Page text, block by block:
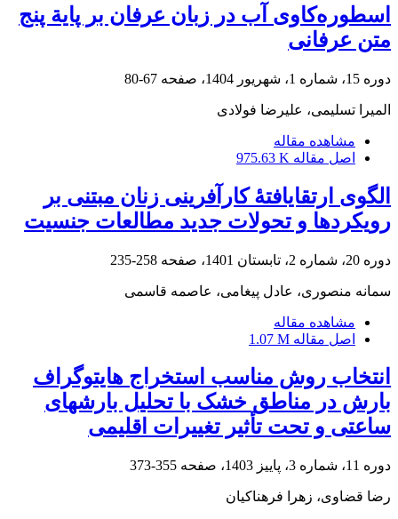
اسطوره‌کاوی آب در زبان عرفان بر پایة پنج
متن عرفانی
دوره 15، شماره 1، شهریور 1404، صفحه 67-80
المیرا تسلیمی، علیرضا فولادی
مشاهده مقاله
اصل مقاله 975.63 K
الگوی ارتقایافتۀ کارآفرینی زنان مبتنی بر
رویکردها و تحولات جدید مطالعات جنسیت
دوره 20، شماره 2، تابستان 1401، صفحه 258-235
سمانه منصوری، عادل پیغامی، عاصمه قاسمی
مشاهده مقاله
اصل مقاله 1.07 M
انتخاب روش مناسب استخراج هایتوگراف
بارش در مناطق خشک با تحلیل بارشهای
ساعتی و تحت تأثیر تغییرات اقلیمی
دوره 11، شماره 3، پاییز 1403، صفحه 355-373
رضا قضاوی، زهرا فرهناکیان